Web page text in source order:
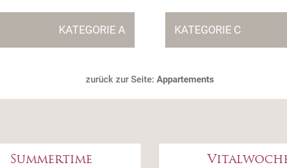
KATEGORIE A KATEGORIE C
zurück zur Seite: Appartements
Summertime